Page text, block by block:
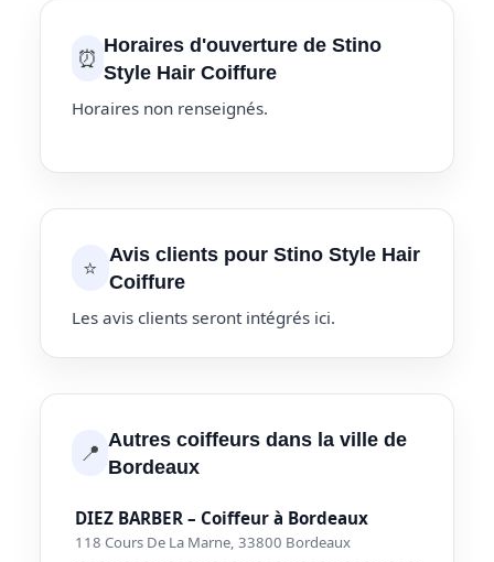
⏰ Horaires d'ouverture de Stino
Style Hair Coiffure
Horaires non renseignés.
⭐ Avis clients pour Stino Style Hair
Coiffure
Les avis clients seront intégrés ici.
📍 Autres coiffeurs dans la ville de
Bordeaux
DIEZ BARBER – Coiffeur à Bordeaux
118 Cours De La Marne, 33800 Bordeaux